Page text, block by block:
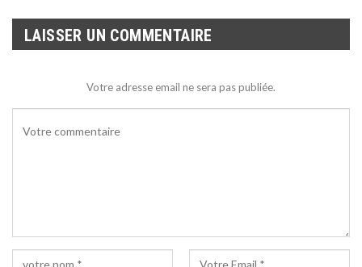
LAISSER UN COMMENTAIRE
Votre adresse email ne sera pas publiée.